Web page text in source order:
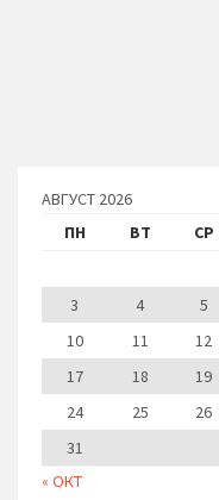
АВГУСТ 2026
ПН
ВТ СР
« ОКТ
3
4 5
10
11 12
17
18 19
24
25 26
31